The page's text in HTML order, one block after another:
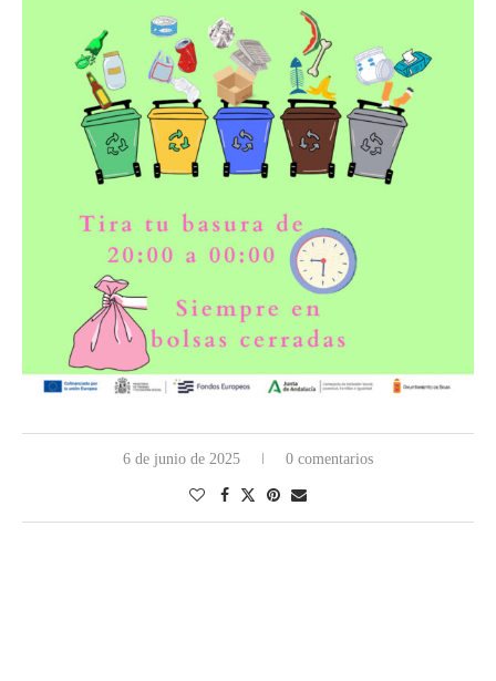
6 de junio de 2025 0 comentarios